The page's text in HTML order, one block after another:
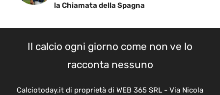
la Chiamata della Spagna
Il calcio ogni giorno come non ve lo
racconta nessuno
Calciotoday.it di proprietà di WEB 365 SRL - Via Nicola